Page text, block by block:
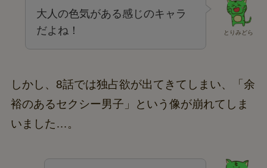
とりみどら
大人の色気がある感じのキャラ
だよね！
しかし、8話では独占欲が出てきてしまい、「余
裕のあるセクシー男子」という像が崩れてしま
いました…。